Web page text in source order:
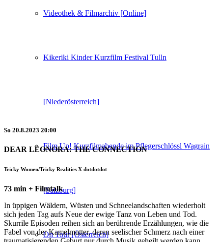
Videothek & Filmarchiv [Online]
Kikeriki Kinder Kurzfilm Festival Tulln
[Niederösterreich]
Film Up! Kurzfilmabende im Pflegerschlössl Wagrain
[Salzburg]
On Tour [Österreich]
So 20.8.2023 20:00
DEAR LEONORA: THE CONNECTION
Tricky Women/Tricky Realities X dotdotdot
73 min + Filmtalk
In üppigen Wäldern, Wüsten und Schneelandschaften wiederholt
sich jeden Tag aufs Neue der ewige Tanz von Leben und Tod.
Skurrile Episoden reihen sich an berührende Erzählungen, wie die
Fabel von der Kamelmutter, deren seelischer Schmerz nach einer